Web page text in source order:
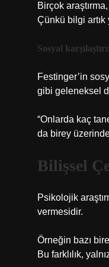
Birçok
Çünkü bilgi artık
Sosyal
Festinger’in
gibi geleneksel
“Onlarda kaç
da birey
Bilişsel
Psikolojik
vermesidir.
Örneğin bazı
Bu farklılık,